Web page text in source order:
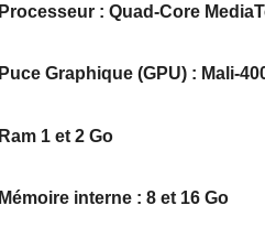
Processeur : Quad-Core
Puce Graphique (GPU) : Mali-
Ram 1 et 2 Go
Mémoire interne : 8 et 16 Go